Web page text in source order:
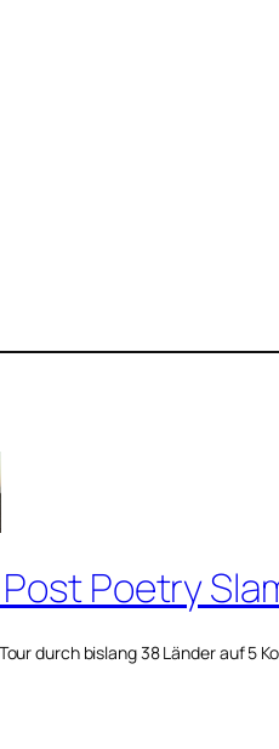
Poetry
durch bislang 38 Länder auf 5